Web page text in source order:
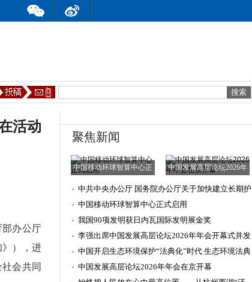
活动
办公厅
》），进
会共同
聚焦新闻
中国移动环球智算中心正
中国发展高层论坛2026年
中共中央办公厅 国务院办公厅关于加快建立长期护
理保险制度的意
中国移动环球智算中心正式启用
我国90项发明获日内瓦国际发明展金奖
李强出席中国发展高层论坛2026年年会开幕式并发
表主旨演讲
中国开启生态环境保护“法典化”时代 生态环境法典
赢得国际社会
中国发展高层论坛2026年年会在京开幕